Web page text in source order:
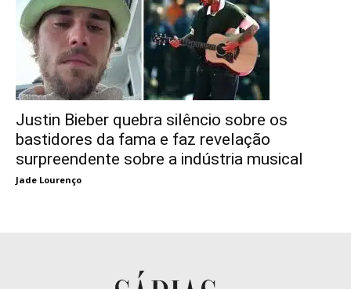
Justin Bieber quebra silêncio sobre os
bastidores da fama e faz revelação
surpreendente sobre a indústria musical
Jade Lourenço